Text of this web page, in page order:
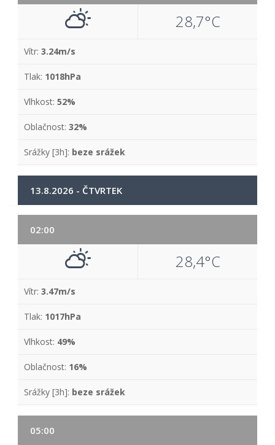
28,7°C
Vítr: 3.24m/s
Tlak: 1018hPa
Vlhkost: 52%
Oblačnost: 32%
Srážky [3h]: beze srážek
13.8.2026 - ČTVRTEK
02:00
28,4°C
Vítr: 3.47m/s
Tlak: 1017hPa
Vlhkost: 49%
Oblačnost: 16%
Srážky [3h]: beze srážek
05:00